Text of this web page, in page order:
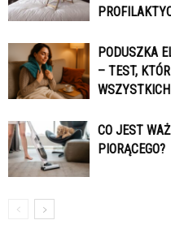
PODUSZKA
– TEST,
WSZYSTKICH
CO JEST
PIORĄCEGO?